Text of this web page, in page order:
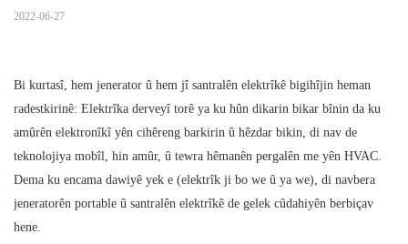
2022-06-27
Bi kurtasî, hem jenerator û hem jî santralên elektrîkê bigihîjin heman
radestkirinê: Elektrîka derveyî torê ya ku hûn dikarin bikar bînin da ku
amûrên elektronîkî yên cihêreng barkirin û hêzdar bikin, di nav de
teknolojiya mobîl, hin amûr, û tewra hêmanên pergalên me yên HVAC.
Dema ku encama dawiyê yek e (elektrîk ji bo we û ya we), di navbera
jeneratorên portable û santralên elektrîkê de gelek cûdahiyên berbiçav
hene.